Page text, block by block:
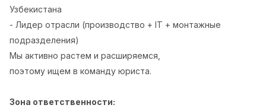
Оператор по продажам (Только для
Договорная
NAFF
Full time job
Ish joyidan
TOP
Агент по продажам
Узбекистана
- Лидер отрасли (производство + IT + монтажные
подразделения)
Мы активно растем и расширяемся,
поэтому ищем в команду юриста.
Зона ответственности: